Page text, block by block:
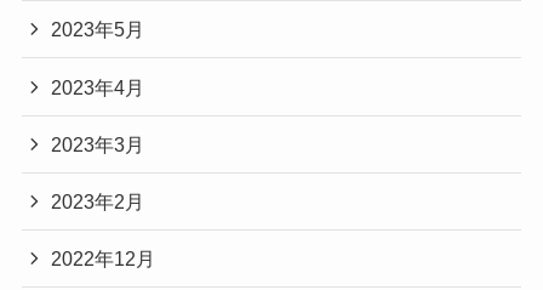
2023年5月
2023年4月
2023年3月
2023年2月
2022年12月